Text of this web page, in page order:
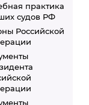
практика
судов РФ
Российской